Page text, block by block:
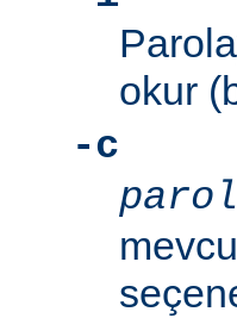
okur
-c